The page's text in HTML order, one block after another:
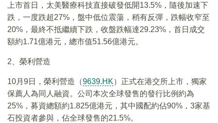
上市首日，太美醫療科技直接破發低開13.5%，隨後加速下
跌，一度跌超27%，盤中低位震蕩，稍有反彈，跌幅收窄至
20%，最終不抵繼續下跌，收盤跌幅達29.23%，首日成交
額約1.71億港元，總市值51.56億港元。
2、榮利營造
10月9日，榮利營造（9639.HK）正式在港交所上市，獨家
保薦人為同人融資。公司本次全球發售的發行比例約為
25%，募資總額約1.825億港元，其中國配約佔90%，3家基
石投資者參與，佔全球發售的21.5%。